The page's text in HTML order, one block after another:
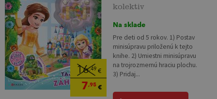
16,49 €
7,95€
kolektiv
Na sklade
Pre deti od 5 rokov. 1) Postav
minisúpravu priloženú k tejto
knihe. 2) Umiestni minisúpravu
na trojrozmernú hraciu plochu.
3) Pridaj...